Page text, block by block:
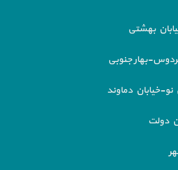
بهشتی
بهار جنوبی
خیابان دماوند
دولت